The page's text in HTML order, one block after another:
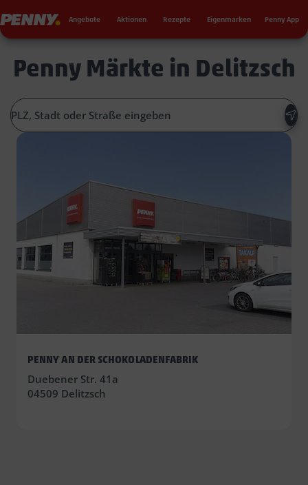
Penny Angebote Aktionen Rezepte Eigenmarken Penny App
Penny Märkte in Delitzsch
PENNY AN DER SCHOKOLADENFABRIK
Duebener Str. 41a
04509 Delitzsch